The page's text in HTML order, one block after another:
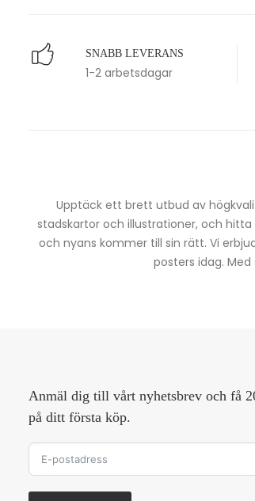
SNABB LEVERANS
1-2 arbetsdagar
Upptäck ett brett utbud av
stadskartor och illustrationer, och
och nyans kommer till sin rätt. Vi
posters idag.
Anmäl dig till vårt nyhetsbrev och få
på ditt första köp.